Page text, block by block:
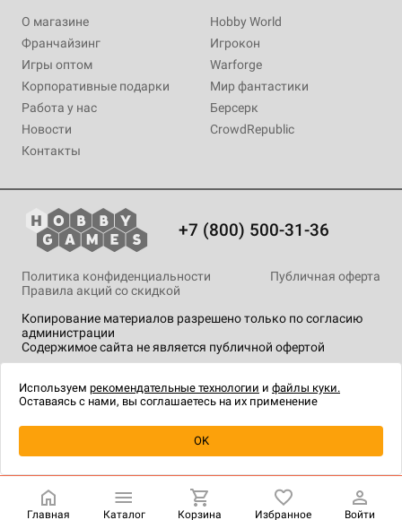
Уведомить о наличии
О магазине
Франчайзинг
Игры оптом
Корпоративные подарки
Работа у нас
Новости
Контакты
Hobby World
Игрокон
Warforge
Мир фантастики
Берсерк
CrowdRepublic
+7 (800) 500-31-36
Копирование материалов разрешено только по согласию
администрации
Содержимое сайта не является публичной офертой
Политика конфиденциальности
Публичная оферта
Правила акций со скидкой
технологии.
Главная Каталог Корзина Избранное Войти
Используем рекомендательные технологии и файлы куки.
Оставаясь с нами, вы соглашаетесь на их применение
OK